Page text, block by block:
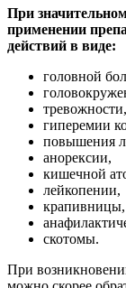
При
применении
действий в виде:
головной
тревожности,
гиперемии
повышения
анорексии,
кишечной
лейкопении,
крапивницы,
скотомы.
При